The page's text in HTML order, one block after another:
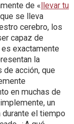
de « llevar tu
se lleva
cerebro, los
capaz de
exactamente
la
de acción, que
en muchas de
un
durante el tiempo